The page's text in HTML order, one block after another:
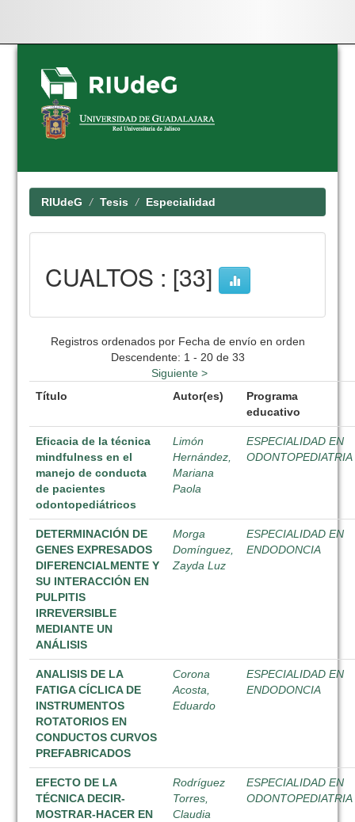
Skip
navigation
RIUdeG Tesis Especialidad
CUALTOS : [33]
Registros ordenados por Fecha de envío en orden
Descendente: 1 - 20 de 33
Siguiente >
Título
Autor(es)
Programa
educativo
Eficacia de la técnica
mindfulness en el
manejo de conducta
de pacientes
odontopediátricos
Limón
Hernández,
Mariana
Paola
ESPECIALIDAD EN
ODONTOPEDIATRIA
DETERMINACIÓN DE
GENES EXPRESADOS
DIFERENCIALMENTE Y
SU INTERACCIÓN EN
PULPITIS
IRREVERSIBLE
MEDIANTE UN
ANÁLISIS
Morga
Domínguez,
Zayda Luz
ESPECIALIDAD EN
ENDODONCIA
ANALISIS DE LA
FATIGA CÍCLICA DE
INSTRUMENTOS
ROTATORIOS EN
CONDUCTOS CURVOS
PREFABRICADOS
Corona
Acosta,
Eduardo
ESPECIALIDAD EN
ENDODONCIA
EFECTO DE LA
TÉCNICA DECIR-
MOSTRAR-HACER EN
Rodríguez
Torres,
Claudia
ESPECIALIDAD EN
ODONTOPEDIATRIA